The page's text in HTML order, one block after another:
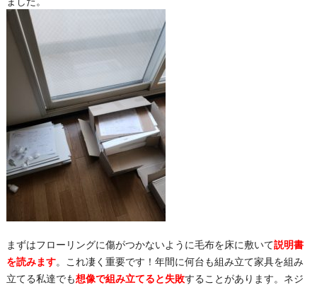
まずはフローリングに傷がつかないように毛布を床に敷いて説明書
を読みます。これ凄く重要です！年間に何台も組み立て家具を組み
立てる私達でも想像で組み立てると失敗することがあります。ネジ